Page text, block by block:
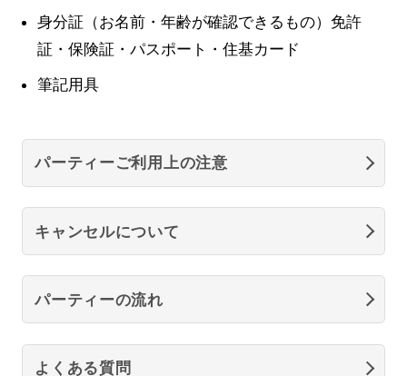
身分証（お名前・年齢が確認できるもの）免許
証・保険証・パスポート・住基カード
筆記用具
パーティーご利用上の注意
キャンセルについて
パーティーの流れ
よくある質問